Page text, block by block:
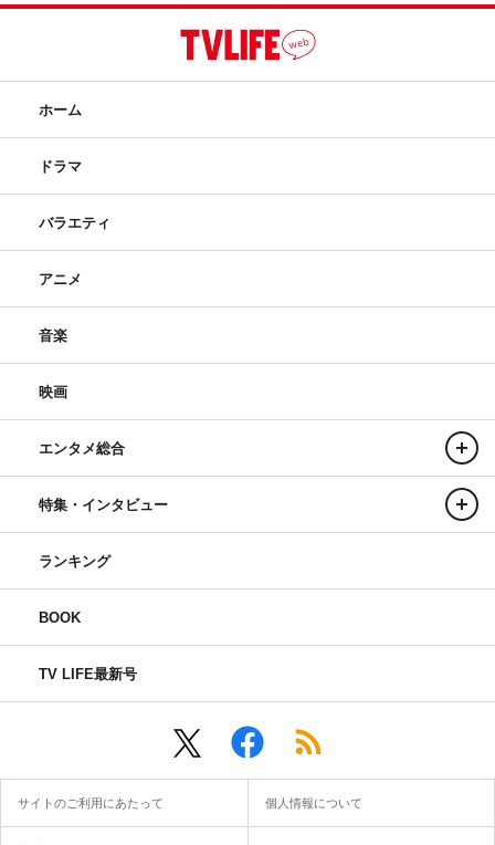
ホーム
ドラマ
バラエティ
アニメ
音楽
映画
エンタメ総合
特集・インタビュー
ランキング
BOOK
TV LIFE最新号
サイトのご利用にあたって 個人情報について